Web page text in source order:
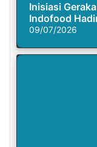
Inisiasi
Indofood
Semasa Piknik
09/07/2026